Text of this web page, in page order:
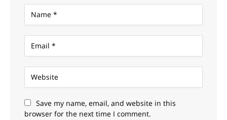
Save my name, email, and website in this
browser for the next time I comment.